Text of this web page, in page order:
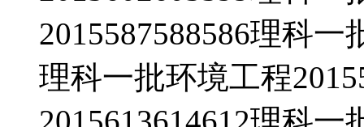
2015587588586理科一
理科一批环境工程